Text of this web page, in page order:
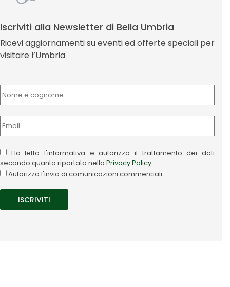
Iscriviti alla Newsletter di Bella Umbria
Ricevi aggiornamenti su eventi ed offerte speciali per
visitare l’Umbria
Ho letto l'informativa e autorizzo il trattamento dei dati
secondo quanto riportato nella Privacy Policy
Autorizzo l'invio di comunicazioni commerciali